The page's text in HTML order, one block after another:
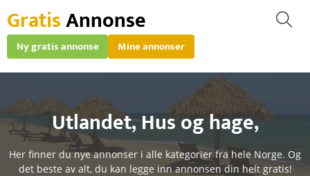
GratisAnnonse
Ny gratis annonse Mine annonser
Utlandet,Hus og hage,
Her finner du nye annonser i alle kategorier fra hele Norge. Og
det beste av alt, du kan legge inn annonsen din helt gratis!